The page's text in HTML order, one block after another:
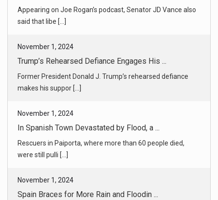
November 1, 2024
Former President Donald J. Trump’s rehearsed defiance
makes his suppor [...]
November 1, 2024
Rescuers in Paiporta, where more than 60 people died,
were still pulli [...]
November 1, 2024
The authorities said at least 205 people had died in the
floods, with [...]